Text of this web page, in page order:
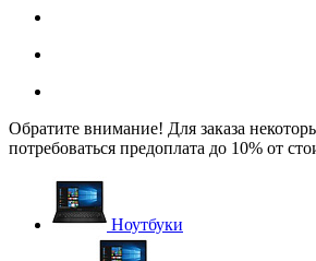
Обратите внимание! Для заказа
потребоваться предоплата до 10% от
Ноутбуки